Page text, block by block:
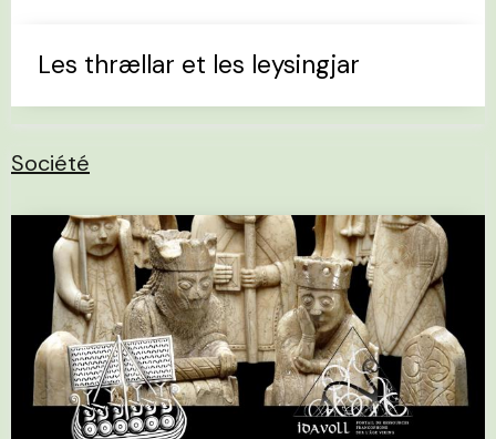
Les thrællar et les leysingjar
Société